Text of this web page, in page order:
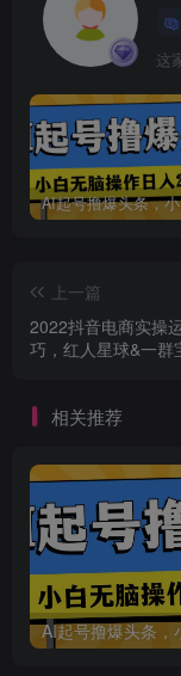
这
AI
上一篇
2022抖音电商实操
巧，红人星球&一群
相关推荐